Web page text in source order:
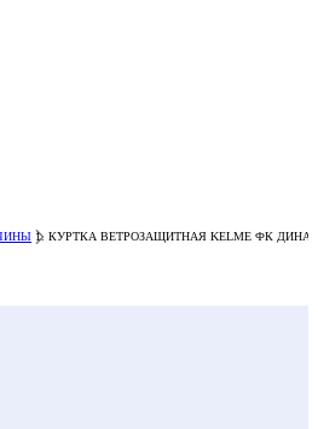
КУРТКА ВЕТРОЗАЩИТНАЯ KELME ФК